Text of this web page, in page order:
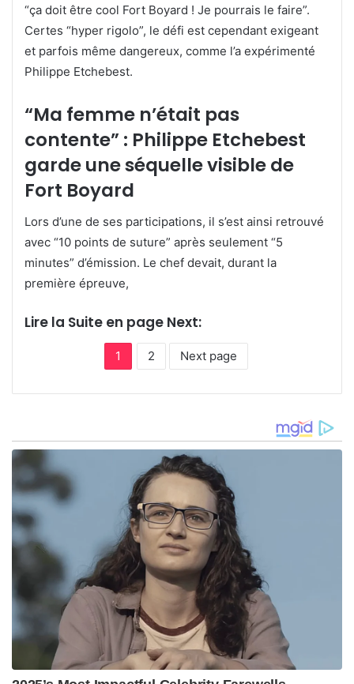
“ça doit être cool Fort Boyard ! Je pourrais le faire”.
Certes “hyper rigolo”, le défi est cependant exigeant
et parfois même dangereux, comme l’a expérimenté
Philippe Etchebest.
“Ma femme n’était pas
contente” : Philippe Etchebest
garde une séquelle visible de
Fort Boyard
Lors d’une de ses participations, il s’est ainsi retrouvé
avec “10 points de suture” après seulement “5
minutes” d’émission. Le chef devait, durant la
première épreuve,
Lire la Suite en page Next:
1 2 Next page